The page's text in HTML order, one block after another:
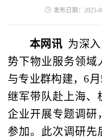
发布日期：2025-
本网讯 为深
势下物业服务领域
与专业群构建， 6月
继军带队赴上海、
企业开展专题调研
参加。 此次调研先